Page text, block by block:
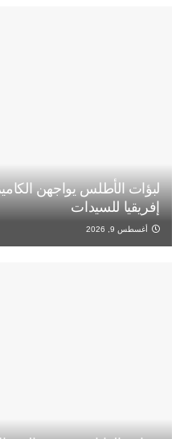
لبؤات الأطلس يواجهن
إفريقيا للسيدات
أغسطس 9, 2026